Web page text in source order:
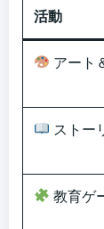
活動
アート
ストー
教育ゲ